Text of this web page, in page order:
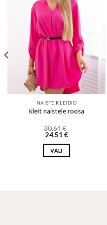
Add to wishlist
NAISTE KLEIDID
kleit naistele roosa
30.64€
24.51 €
VALI
multiple